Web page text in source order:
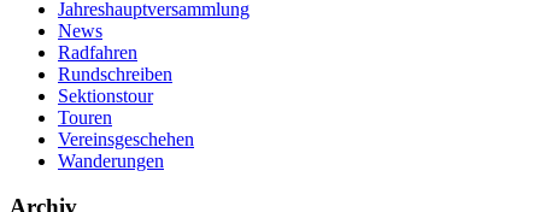
Jahreshauptversammlung
News
Radfahren
Rundschreiben
Sektionstour
Touren
Vereinsgeschehen
Wanderungen